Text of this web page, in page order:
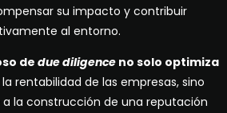
su impacto y contribuir
al entorno.
de due diligence no solo optimiza
rentabilidad de las empresas, sino
la construcción de una reputación